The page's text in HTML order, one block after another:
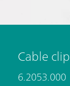
Cable clip
6.2053.000